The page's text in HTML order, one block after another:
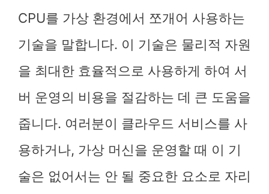
CPU를 가상 환경에서 쪼개어 사용하는
기술을 말합니다. 이 기술은 물리적 자원
을 최대한 효율적으로 사용하게 하여 서
버 운영의 비용을 절감하는 데 큰 도움을
줍니다. 여러분이 클라우드 서비스를 사
용하거나, 가상 머신을 운영할 때 이 기
술은 없어서는 안 될 중요한 요소로 자리